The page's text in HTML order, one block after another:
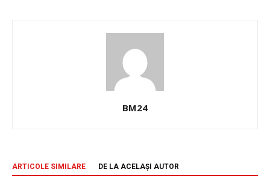
BM24
ARTICOLE SIMILARE DE LA ACELAȘI AUTOR